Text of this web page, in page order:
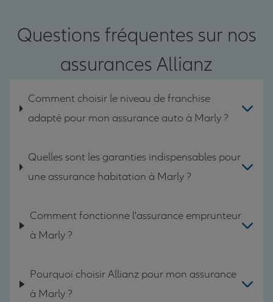
Questions fréquentes sur nos
assurances Allianz
Comment choisir le niveau de franchise
adapté pour mon assurance auto à Marly ?
Quelles sont les garanties indispensables pour
une assurance habitation à Marly ?
Comment fonctionne l'assurance emprunteur
à Marly ?
Pourquoi choisir Allianz pour mon assurance
à Marly ?